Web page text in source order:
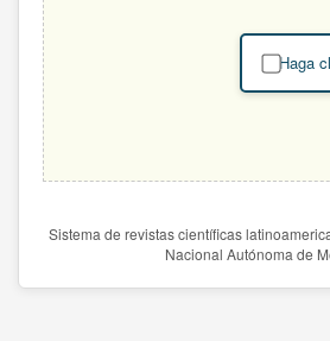
Haga
Sistema de revistas científicas
Nacional Autónoma de